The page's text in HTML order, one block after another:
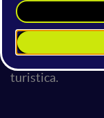
passato e con
possibile
multicanale che
e consentono la
turistica.